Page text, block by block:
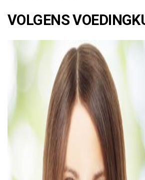
VOLGENS